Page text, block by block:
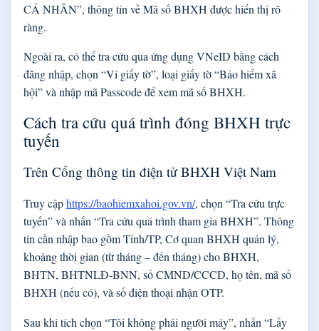
CÁ NHÂN”, thông tin về Mã số BHXH được hiển thị rõ
ràng.
Ngoài ra, có thể tra cứu qua ứng dụng VNeID bằng cách
đăng nhập, chọn “Ví giấy tờ”, loại giấy tờ “Bảo hiểm xã
hội” và nhập mã Passcode để xem mã số BHXH.
Cách tra cứu quá trình đóng BHXH trực
tuyến
Trên Cổng thông tin điện tử BHXH Việt Nam
Truy cậphttps://baohiemxahoi.gov.vn/, chọn “Tra cứu trực
tuyến” và nhấn “Tra cứu quá trình tham gia BHXH”. Thông
tin cần nhập bao gồm Tỉnh/TP, Cơ quan BHXH quản lý,
khoảng thời gian (từ tháng – đến tháng) cho BHXH,
BHTN, BHTNLĐ-BNN, số CMND/CCCD, họ tên, mã số
BHXH (nếu có), và số điện thoại nhận OTP.
Sau khi tích chọn “Tôi không phải người máy”, nhấn “Lấy